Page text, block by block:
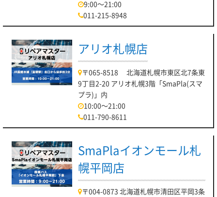
9:00～21:00
011-215-8948
アリオ札幌店
〒065-8518 北海道札幌市東区北7条東
9丁目2-20 アリオ札幌3階「SmaPla(スマ
プラ)」内
10:00～21:00
011-790-8611
SmaPlaイオンモール札
幌平岡店
〒004-0873 北海道札幌市清田区平岡3条